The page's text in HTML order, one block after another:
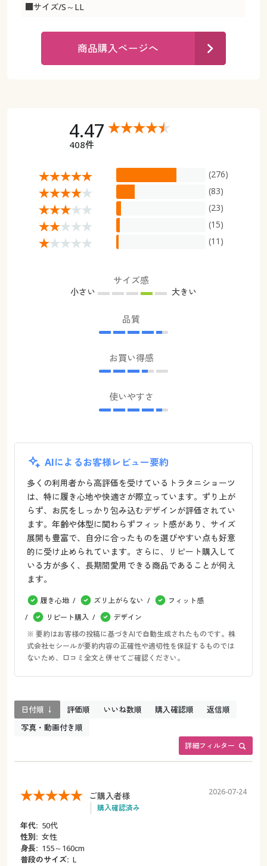
閲覧履歴
よくある質問とお問い合わせ
お気に入り
サポート
ご利用ガイド
■サイズ/S～LL
商品購入ページへ
4.47
408件
(276)
(83)
(23)
(15)
(11)
サイズ感
小さい 大きい
品質
お買い得感
使いやすさ
AIによるお客様レビュー要約
多くの利用者から高評価を受けているトラタニショーツ
は、特に履き心地や快適さが際立っています。ずり上が
らず、お尻をしっかり包み込むデザインが評価されてい
ます。年齢や体型に関わらずフィット感があり、サイズ
展開も豊富で、自分に合ったものを選びやすい点も好意
的に受け止められています。さらに、リピート購入して
いる方が多く、長期間愛用できる商品であることが伺え
ます。
履き心地 ズリ上がらない
フィット感
リピート購入
デザイン
※ 要約はお客様の投稿に基づきAIで自動生成されたものです。株
式会社セシールが要約内容の正確性や適切性を保証するものでは
ないため、口コミ全文と併せてご確認ください。
詳細フィルター
日付順 ↓ 評価順 いいね数順 購入確認順
返信順
写真・動画付き順
ご購入者様
購入確認済み
2026-07-24
年代: 50代
性別: 女性
身長: 155～160cm
普段のサイズ: L